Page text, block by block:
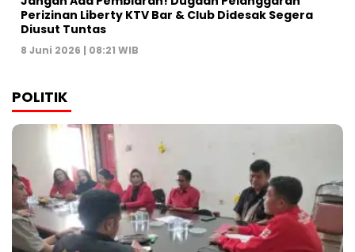
Perizinan Liberty KTV Bar & Club Didesak Segera
Diusut Tuntas
8 Juni 2026 | 08:21 WIB
POLITIK